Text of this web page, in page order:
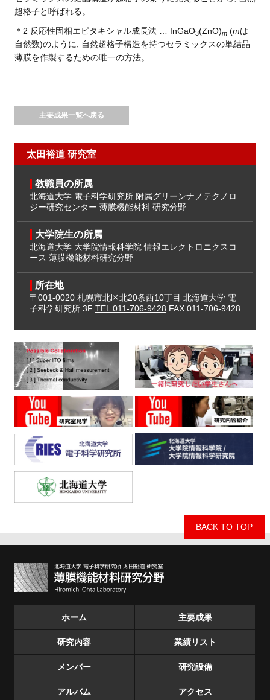
超格子と呼ばれる。
＊2 反応性固相エピタキシャル成長法 … InGaO3(ZnO)m(mは
自然数)のように, 自然超格子構造を持つセラミックスの単結晶
薄膜を作製するための唯一の方法。
主要成果一覧へ戻る
太田裕道 研究室
教職員の所属
北海道大学 電子科学研究所附属グリーンナノテクノロ
ジー研究センター 薄膜機能材料 研究分野
大学院生の所属
北海道大学 大学院情報科学院 情報エレクトロニクスコ
ース 薄膜機能材料研究分野
所在地
〒001-0020札幌市北区北20条西10丁目 北海道大学 電
子科学研究所 3F TEL 011-706-9428 FAX 011-706-9428
ホーム 主要成果
研究内容 業績リスト
メンバー 研究設備
アルバム アクセス
BACK TO TOP